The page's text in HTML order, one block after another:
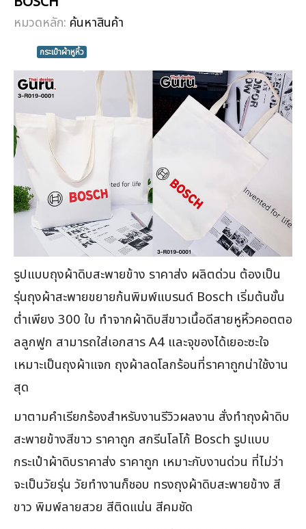
หมวดหลัก: ค้นหาสินค้า
กระเป๋าผ้าหูหิ้ว
รูปแบบถุงผ้าดิบสะพายข้าง ราคาส่ง ผลิตด่วน ต้องเป็น
รุ่นถุงผ้าสะพายขยายก้นพิมพ์แบรนด์ Bosch เริ่มต้นขั้น
ต่ำเพียง 300 ใบ ทำจากผ้าดิบสีขาวเนื้อดีสายหูหิ้วคอตตอ
ลลูกฟูก สามารถใส่เอกสาร A4 และจุของได้เยอะซะใจ
เหมาะเป็นถุงผ้าแจก ถุงผ้าลดโลกร้อนที่ราคาถูกน่าใช้งาน
สุด
มาตามคำเรียกร้องสำหรับงานรีวิวผลงาน สั่งทำถุงผ้าดิบ
สะพายข้างสีขาว ราคาถูก สกรีนโลโก้ Bosch รูปแบบ
กระเป๋าผ้าดิบราคาส่ง ราคาถูก เหมาะกับงานด่วน ที่ไม่ว่า
จะเป็นวัยรุ่น วัยทำงานก็ชอบ ทรงถุงผ้าดิบสะพายข้าง สี
ขาว พิมพ์ลายสวย สีติดแน่น สีคมชัด